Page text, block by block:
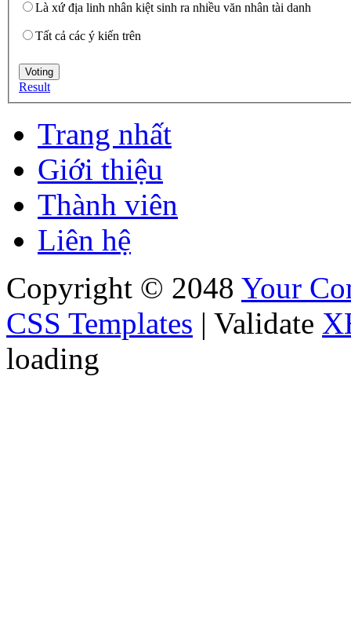
Là xứ địa linh nhân kiệt sinh ra nhiều văn nhân tài danh
Tất cả các ý kiến trên
Result
Trang nhất
Giới thiệu
Thành viên
Liên hệ
Copyright © 2048 Your
CSS Templates | Validate
loading